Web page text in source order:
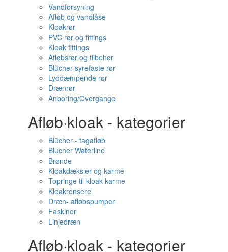
Vandforsyning
Afløb og vandlåse
Kloakrør
PVC rør og fittings
Kloak fittings
Afløbsrør og tilbehør
Blücher syrefaste rør
Lyddæmpende rør
Drænrør
Anboring/Overgange
Afløb·kloak - kategorier
Blücher - tagafløb
Blucher Waterline
Brønde
Kloakdæksler og karme
Topringe til kloak karme
Kloakrensere
Dræn- afløbspumper
Faskiner
Linjedræn
Afløb·kloak - kategorier